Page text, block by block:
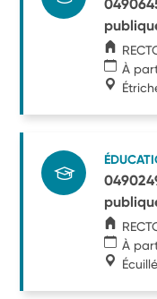
À
À
Écuillé